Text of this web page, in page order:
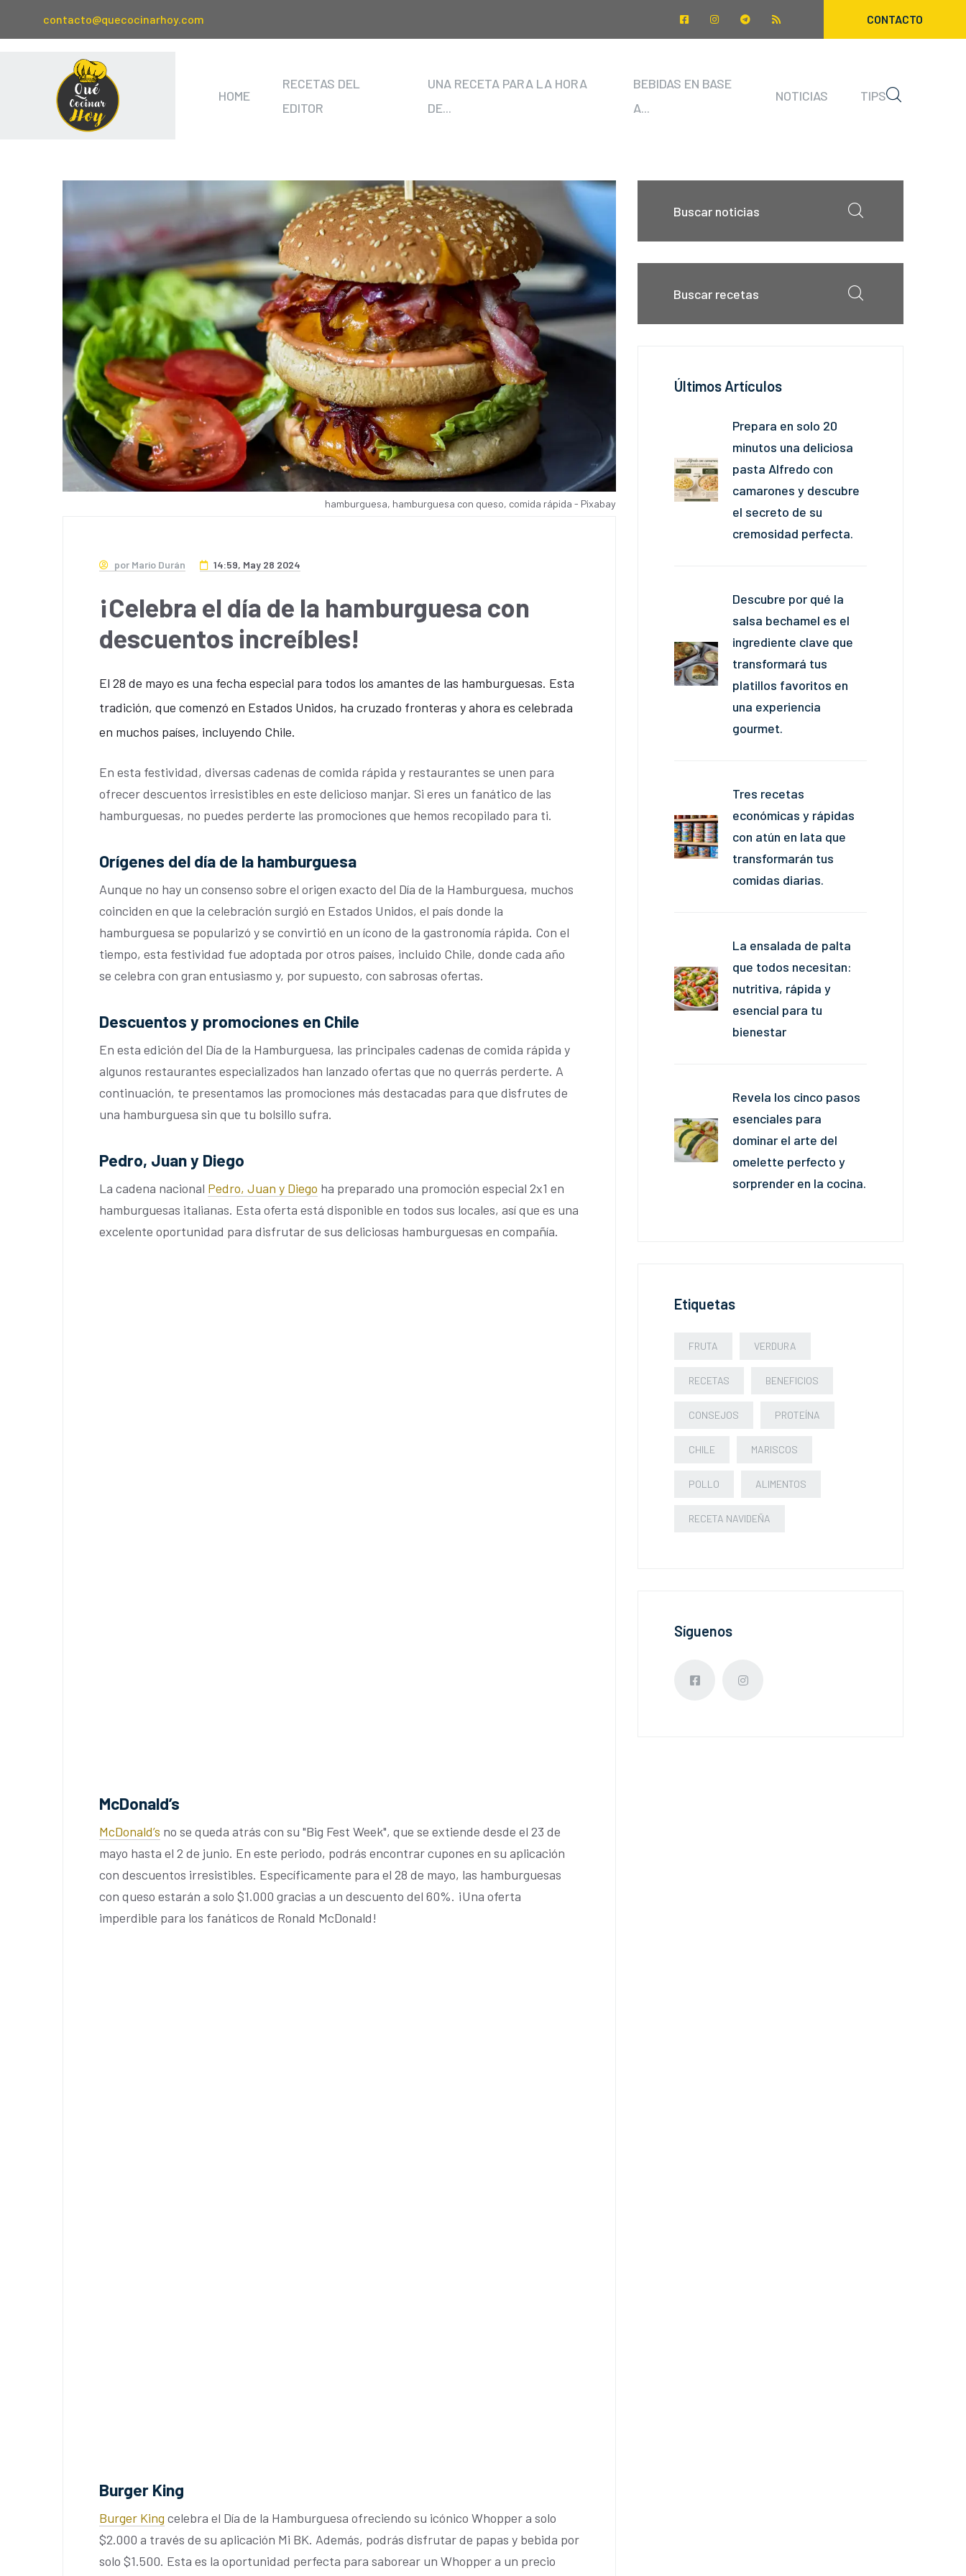
contacto@quecocinarhoy.com CONTACTO
HOME
RECETAS DEL
EDITOR
UNA RECETA PARA LA HORA
DE...
BEBIDAS EN BASE
A...
NOTICIAS TIPS
hamburguesa, hamburguesa con queso, comida rápida - Pixabay
por Mario Durán 14:59, May 28 2024
¡Celebra el día de la hamburguesa con
descuentos increíbles!
El 28 de mayo es una fecha especial para todos los amantes de las hamburguesas. Esta
tradición, que comenzó en Estados Unidos, ha cruzado fronteras y ahora es celebrada
en muchos países, incluyendo Chile.
En esta festividad, diversas cadenas de comida rápida y restaurantes se unen para
ofrecer descuentos irresistibles en este delicioso manjar. Si eres un fanático de las
hamburguesas, no puedes perderte las promociones que hemos recopilado para ti.
Orígenes del día de la hamburguesa
Aunque no hay un consenso sobre el origen exacto del Día de la Hamburguesa, muchos
coinciden en que la celebración surgió en Estados Unidos, el país donde la
hamburguesa se popularizó y se convirtió en un ícono de la gastronomía rápida. Con el
tiempo, esta festividad fue adoptada por otros países, incluido Chile, donde cada año
se celebra con gran entusiasmo y, por supuesto, con sabrosas ofertas.
Descuentos y promociones en Chile
En esta edición del Día de la Hamburguesa, las principales cadenas de comida rápida y
algunos restaurantes especializados han lanzado ofertas que no querrás perderte. A
continuación, te presentamos las promociones más destacadas para que disfrutes de
una hamburguesa sin que tu bolsillo sufra.
Pedro, Juan y Diego
La cadena nacional Pedro, Juan y Diego ha preparado una promoción especial 2x1 en
hamburguesas italianas. Esta oferta está disponible en todos sus locales, así que es una
excelente oportunidad para disfrutar de sus deliciosas hamburguesas en compañía.
McDonald’s
McDonald’s no se queda atrás con su "Big Fest Week", que se extiende desde el 23 de
mayo hasta el 2 de junio. En este periodo, podrás encontrar cupones en su aplicación
con descuentos irresistibles. Específicamente para el 28 de mayo, las hamburguesas
con queso estarán a solo $1.000 gracias a un descuento del 60%. ¡Una oferta
imperdible para los fanáticos de Ronald McDonald!
Burger King
Burger King celebra el Día de la Hamburguesa ofreciendo su icónico Whopper a solo
$2.000 a través de su aplicación Mi BK. Además, podrás disfrutar de papas y bebida por
solo $1.500. Esta es la oportunidad perfecta para saborear un Whopper a un precio
Últimos Artículos
Prepara en solo 20
minutos una deliciosa
pasta Alfredo con
camarones y descubre
el secreto de su
cremosidad perfecta.
Descubre por qué la
salsa bechamel es el
ingrediente clave que
transformará tus
platillos favoritos en
una experiencia
gourmet.
Tres recetas
económicas y rápidas
con atún en lata que
transformarán tus
comidas diarias.
La ensalada de palta
que todos necesitan:
nutritiva, rápida y
esencial para tu
bienestar
Revela los cinco pasos
esenciales para
dominar el arte del
omelette perfecto y
sorprender en la cocina.
Etiquetas
FRUTA VERDURA
RECETAS BENEFICIOS
CONSEJOS PROTEÍNA
CHILE MARISCOS
POLLO ALIMENTOS
RECETA NAVIDEÑA
Síguenos